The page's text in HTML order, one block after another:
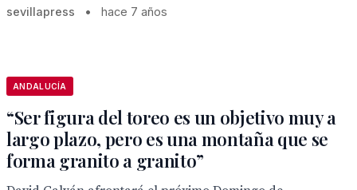
sevillapress • hace 7 años
ANDALUCÍA
“Ser figura del toreo es un objetivo muy a
largo plazo, pero es una montaña que se
forma granito a granito”